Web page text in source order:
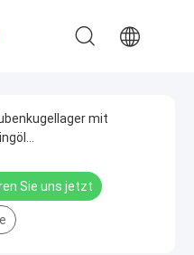
mit
Sie uns jetzt